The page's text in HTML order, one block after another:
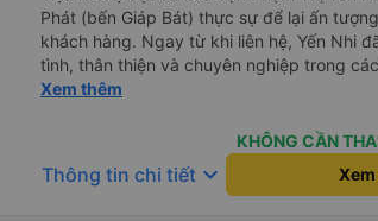
Phát (bến Giáp Bát) thực sự để lại ấn
khách hàng. Ngay từ khi liên hệ, Yến Nhi
tình, thân thiện và chuyên nghiệp trong
thắc mắc đều được giải đáp rõ ràng, nhanh
Yến Nhi còn chủ động hỗ trợ trong suốt
việc giữ chỗ, xác nhận thông tin đến nhắc
Xem thêm
KHÔNG CẦN
Thông tin chi tiết keyboard_arrow_down